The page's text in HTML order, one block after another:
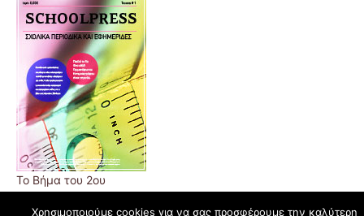
Το Βήμα του 2ου
Χρησιμοποιούμε cookies για να σας προσφέρουμε την καλύτερη